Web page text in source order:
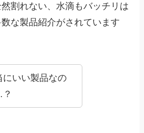
割れない、水滴もバッチリは
な製品紹介がされています
にいい製品なの